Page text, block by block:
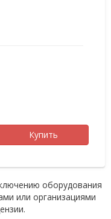
Купить
оборудования
или организациями